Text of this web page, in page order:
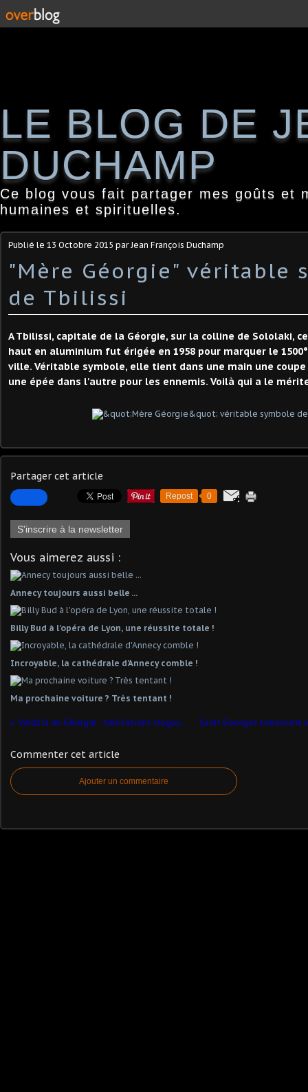
LE BLOG DE
DUCHAMP
Ce blog vous fait partager mes goûts et
humaines et spirituelles.
Publié le 13 Octobre 2015 par Jean François Duchamp
"Mère Géorgie" véritable
de Tbilissi
A Tbilissi, capitale de la Géorgie, sur la colline de Sololaki,
haut en aluminium fut érigée en 1958 pour marquer le
ville. Véritable symbole, elle tient dans une main une
une épée dans l'autre pour les ennemis. Voilà qui a le
Partager cet article
Repost 0
S'inscrire à la newsletter
Vous aimerez aussi :
Annecy toujours aussi belle ...
Billy Bud à l'opéra de Lyon, une réussite totale !
Incroyable, la cathédrale d'Annecy comble !
Ma prochaine voiture ? Très tentant !
Vardzia en Géorgie : habitations troglodytes
Commenter cet article
Ajouter un commentaire